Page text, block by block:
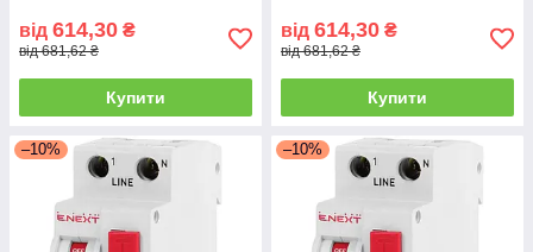
від 614,30 ₴
від 681,62 ₴
Купити
від 614,30 ₴
від 681,62 ₴
Купити
–10% –10%